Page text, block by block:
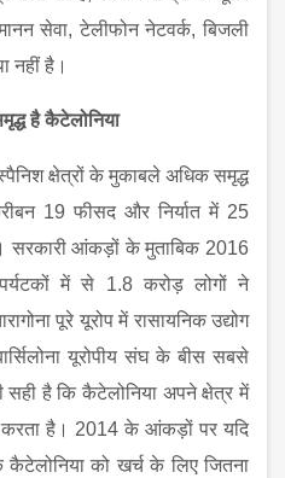
सेवा, टेलीफोन नेटवर्क, बिजली
नहीं है।
है कैटेलोनिया
क्षेत्रों के मुकाबले अधिक समृद्ध
19 फीसद और निर्यात में 25
सरकारी आंकड़ों के मुताबिक 2016
में से 1.8 करोड़ लोगों ने
पूरे यूरोप में रासायनिक उद्योग
यूरोपीय संघ के बीस सबसे
है कि कैटेलोनिया अपने क्षेत्र में
है। 2014 के आंकड़ों पर यदि
को खर्च के लिए जितना